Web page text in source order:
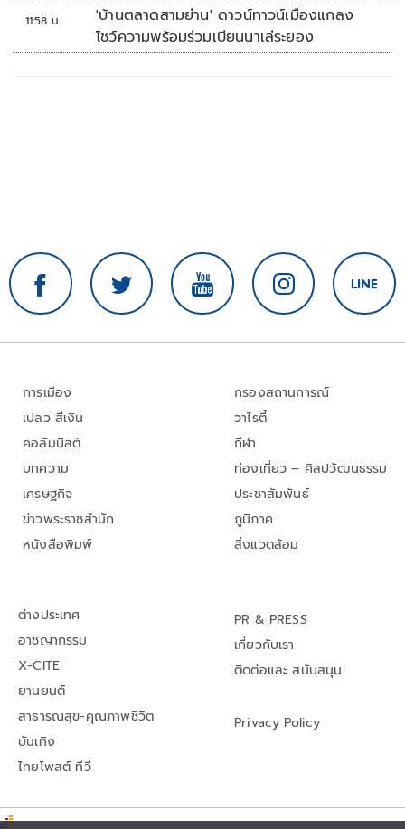
11:58 น.
'บ้านตลาดสามย่าน' ดาวน์ทาวน์เมืองแกลง
โชว์ความพร้อมร่วมเบียนนาเล่ระยอง
การเมือง
เปลว สีเงิน
คอลัมนิสต์
บทความ
เศรษฐกิจ
ข่าวพระราชสำนัก
หนังสือพิมพ์
กรองสถานการณ์
วาไรตี้
กีฬา
ท่องเที่ยว – ศิลปวัฒนธรรม
ประชาสัมพันธ์
ภูมิภาค
สิ่งแวดล้อม
ต่างประเทศ
อาชญากรรม
X-CITE
ยานยนต์
สาธารณสุข-คุณภาพชีวิต
บันเทิง
ไทยโพสต์ ทีวี
PR & PRESS
เกี่ยวกับเรา
ติดต่อและ สนับสนุน
Privacy Policy